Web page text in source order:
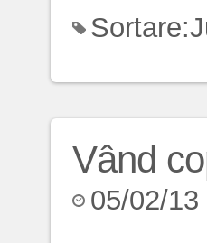
Sortare:
Vând
05/02/13